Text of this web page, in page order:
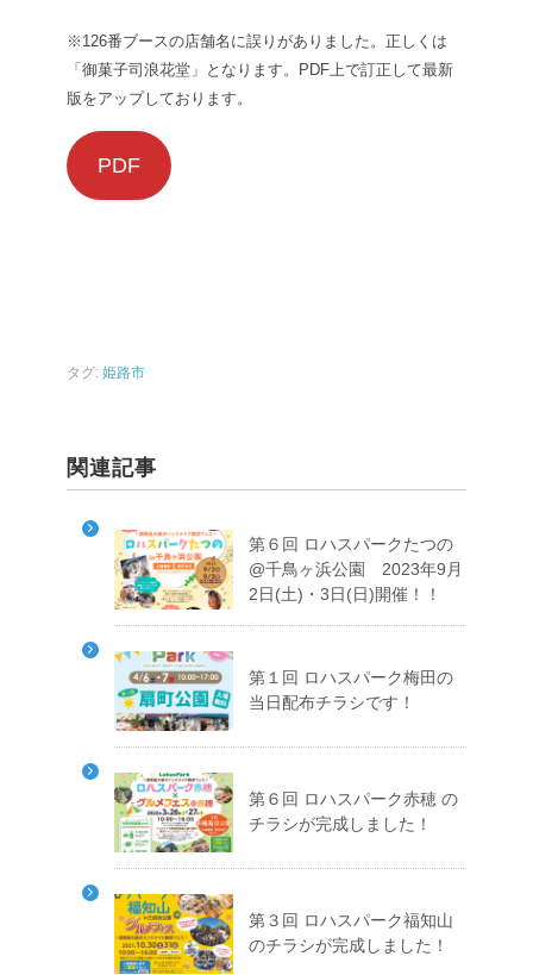
※126番ブースの店舗名に誤りがありました。正しくは
「御菓子司浪花堂」となります。PDF上で訂正して最新
版をアップしております。
PDF
タグ: 姫路市
関連記事
第６回 ロハスパークたつの
@千鳥ヶ浜公園 2023年9月
2日(土)・3日(日)開催！！
第１回 ロハスパーク梅田の
当日配布チラシです！
第６回 ロハスパーク赤穂 の
チラシが完成しました！
第３回 ロハスパーク福知山
のチラシが完成しました！